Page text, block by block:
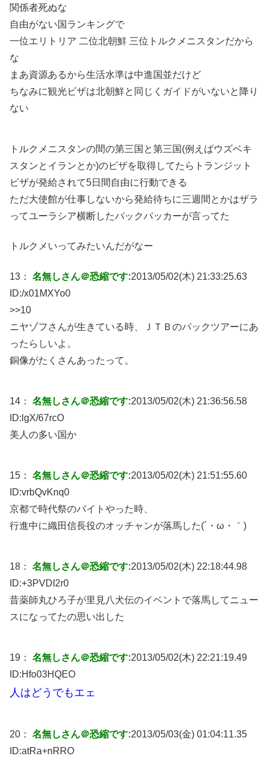
関係者死ぬな
自由がない国ランキングで
一位エリトリア 二位北朝鮮 三位トルクメニスタンだから
な
まあ資源あるから生活水準は中進国並だけど
ちなみに観光ビザは北朝鮮と同じくガイドがいないと降り
ない
トルクメニスタンの間の第三国と第三国(例えばウズベキ
スタンとイランとか)のビザを取得してたらトランジット
ビザが発給されて5日間自由に行動できる
ただ大使館が仕事しないから発給待ちに三週間とかはザラ
ってユーラシア横断したバックパッカーが言ってた
トルクメいってみたいんだがなー
13： 名無しさん＠恐縮です:2013/05/02(木) 21:33:25.63
ID:/x01MXYo0
>>10
ニヤゾフさんが生きている時、ＪＴＢのパックツアーにあ
ったらしいよ。
銅像がたくさんあったって。
14： 名無しさん＠恐縮です:2013/05/02(木) 21:36:56.58
ID: lgX/67rcO
美人の多い国か
15： 名無しさん＠恐縮です:2013/05/02(木) 21:51:55.60
ID:vrbQvKnq0
京都で時代祭のバイトやった時、
行進中に織田信長役のオッチャンが落馬した(´・ω・｀)
18： 名無しさん＠恐縮です:2013/05/02(木) 22:18:44.98
ID:+3PVDI2r0
昔薬師丸ひろ子が里見八犬伝のイベントで落馬してニュー
スになってたの思い出した
19： 名無しさん＠恐縮です:2013/05/02(木) 22:21:19.49
ID:Hfo03HQEO
人はどうでもエェ
20： 名無しさん＠恐縮です:2013/05/03(金) 01:04:11.35
ID:atRa+nRRO